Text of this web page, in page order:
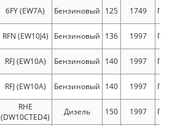
6FY (EW7A) Бензиновый 125 1749
RFN (EW10J4) Бензиновый 136 1997
RFJ (EW10A) Бензиновый 140 1997
RFJ (EW10A) Бензиновый 140 1997
RHE
(DW10CTED4)
Дизель 150 1997